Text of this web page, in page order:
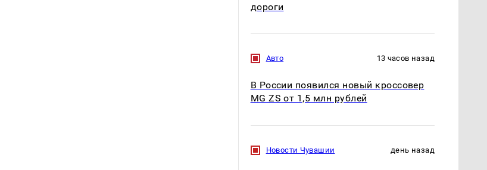
дороги
Авто 13 часов назад
В России появился новый кроссовер
MG ZS от 1,5 млн рублей
Новости Чувашии день назад